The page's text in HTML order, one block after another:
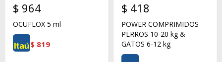
$ 964
OCUFLOX 5 ml
$ 819
$ 418
POWER COMPRIMIDOS
PERROS 10-20 kg &
GATOS 6-12 kg